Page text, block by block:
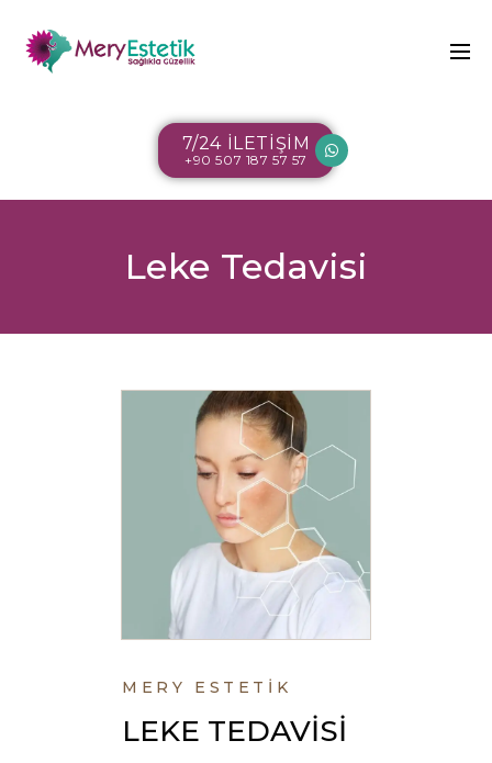
7/24 İLETİŞİM
+90 507 187 57 57
Leke Tedavisi
MERY ESTETİK
LEKE TEDAVİSİ